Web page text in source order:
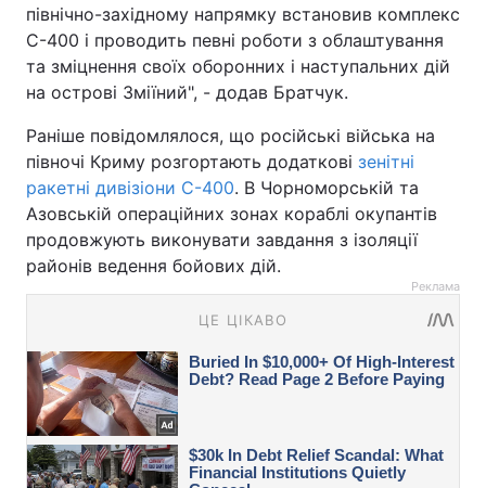
північно-західному напрямку встановив комплекс
С-400 і проводить певні роботи з облаштування
та зміцнення своїх оборонних і наступальних дій
на острові Зміїний", - додав Братчук.
Раніше повідомлялося, що російські війська на
півночі Криму розгортають додаткові зенітні
ракетні дивізіони С-400. В Чорноморській та
Азовській операційних зонах кораблі окупантів
продовжують виконувати завдання з ізоляції
районів ведення бойових дій.
Реклама